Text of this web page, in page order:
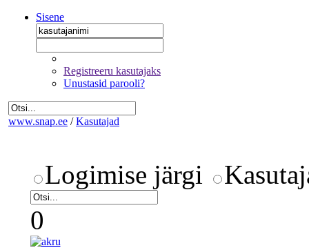
Sisene
Registreeru kasutajaks
Unustasid parooli?
www.snap.ee / Kasutajad
Logimise järgi
0